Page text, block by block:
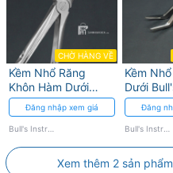
CHỜ HÀNG VỀ
Kềm Nhổ Răng
Khôn Hàm Dưới
Bull's Instrumed -
Chính Xác Cao
Đăng nhập xem giá
Kềm
Dưới
Không Gỉ
Đăng
Bull's Instrumed
Xem thêm 2 sản